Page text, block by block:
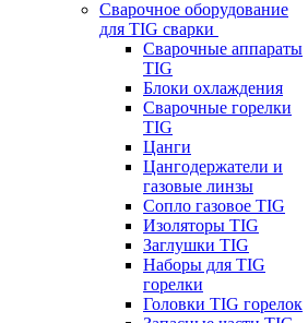
Сварочное оборудование
для TIG сварки
Сварочные аппараты
TIG
Блоки охлаждения
Сварочные горелки
TIG
Цанги
Цангодержатели и
газовые линзы
Сопло газовое TIG
Изоляторы TIG
Заглушки TIG
Наборы для TIG
горелки
Головки TIG горелок